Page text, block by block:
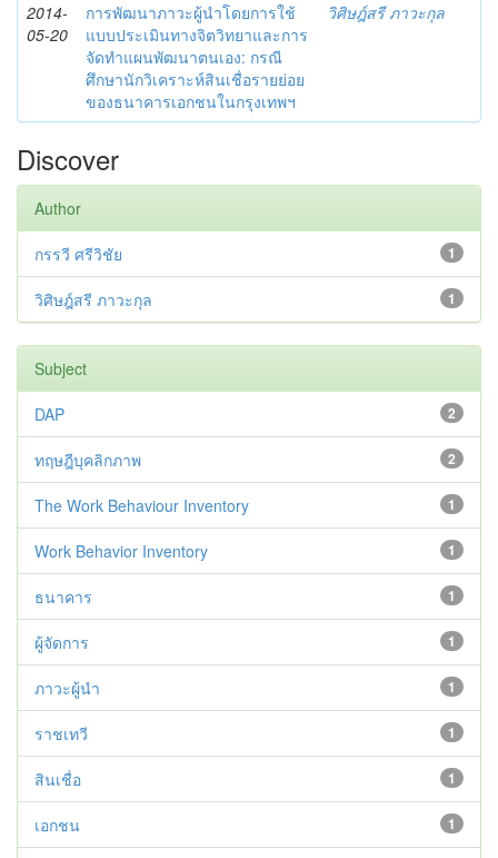
2014-
05-20
การพัฒนาภาวะผู้นำโดยการใช้
แบบประเมินทางจิตวิทยาและการ
จัดทำแผนพัฒนาตนเอง: กรณี
ศึกษานักวิเคราะห์สินเชื่อรายย่อย
ของธนาคารเอกชนในกรุงเทพฯ
วิศิษฎ์สรี ภาวะกุล
Discover
Author
1
กรรวี ศรีวิชัย
1
วิศิษฎ์สรี ภาวะกุล
Subject
2
DAP
2
ทฤษฎีบุคลิกภาพ
1
The Work Behaviour Inventory
1
Work Behavior Inventory
1
ธนาคาร
1
ผู้จัดการ
1
ภาวะผู้นำ
1
ราชเทวี
1
สินเชื่อ
1
เอกชน